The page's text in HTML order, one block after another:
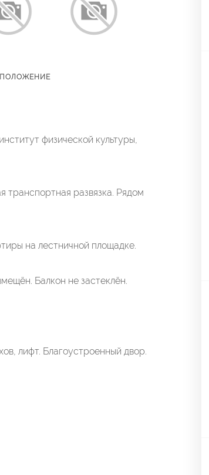
физической культуры,
транспортная развязка. Рядом
на лестничной площадке.
Балкон не застеклён.
лифт. Благоустроенный двор.